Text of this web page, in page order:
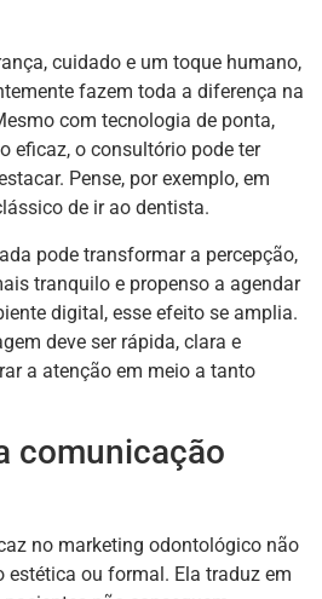
cuidado e um toque humano,
fazem toda a diferença na
com tecnologia de ponta,
eficaz, o consultório pode ter
Pense, por exemplo, em
de ir ao dentista.
pode transformar a percepção,
tranquilo e propenso a agendar
digital, esse efeito se amplia.
deve ser rápida, clara e
a atenção em meio a tanto
comunicação
no marketing odontológico não
estética ou formal. Ela traduz em